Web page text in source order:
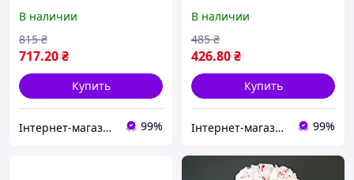
ручной работы (NP-0063)
ТОП
В наличии
717.20₴
815 ₴
Купить
Інтернет-магазин "Толаніс" - ТОПові товари 99%
подсветки из
натурального жемчуга
(NP-0064) ТОП
В наличии
426.80₴
485 ₴
Купить
Інтернет-магазин "Толаніс" - ТОПові товари 99%